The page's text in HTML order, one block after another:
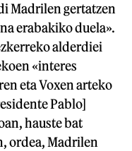
Madrilen gertatzen
erabakiko duela».
alderdiei
«interes
eta Voxen arteko
Pablo]
hauste bat
ordea, Madrilen